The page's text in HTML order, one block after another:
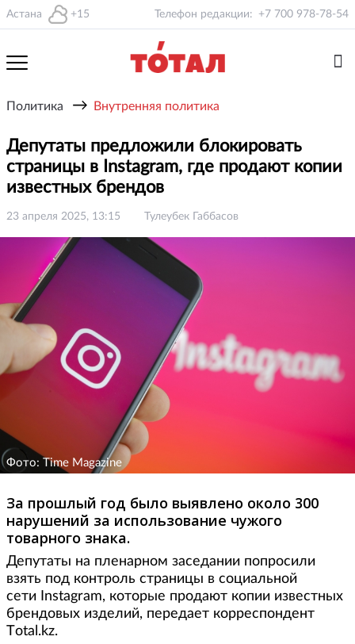
Астана +15 Телефон редакции: +7 700 978-78-54
Политика → Внутренняя политика
Депутаты предложили блокировать
страницы в Instagram, где продают копии
известных брендов
23 апреля 2025, 13:15 Тулеубек Габбасов
Фото: Time Magazine
За прошлый год было выявлено около 300
нарушений за использование чужого
товарного знака.
Депутаты на пленарном заседании попросили
взять под контроль страницы в социальной
сети Instagram, которые продают копии известных
брендовых изделий, передает корреспондент
Тotal.kz.